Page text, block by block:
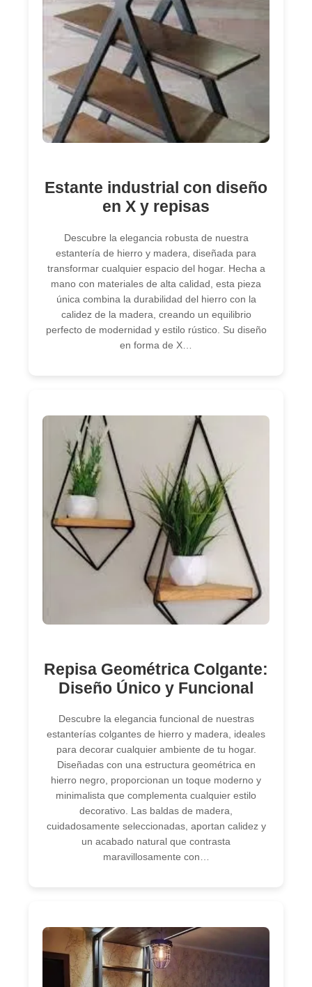
Estante industrial con diseño
en X y repisas
Descubre la elegancia robusta de nuestra
estantería de hierro y madera, diseñada para
transformar cualquier espacio del hogar. Hecha a
mano con materiales de alta calidad, esta pieza
única combina la durabilidad del hierro con la
calidez de la madera, creando un equilibrio
perfecto de modernidad y estilo rústico. Su diseño
en forma de X…
Repisa Geométrica Colgante:
Diseño Único y Funcional
Descubre la elegancia funcional de nuestras
estanterías colgantes de hierro y madera, ideales
para decorar cualquier ambiente de tu hogar.
Diseñadas con una estructura geométrica en
hierro negro, proporcionan un toque moderno y
minimalista que complementa cualquier estilo
decorativo. Las baldas de madera,
cuidadosamente seleccionadas, aportan calidez y
un acabado natural que contrasta
maravillosamente con…